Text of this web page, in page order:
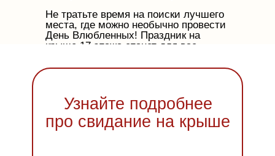
Не тратьте время на поиски лучшего
места, где можно необычно провести
День Влюбленных! Праздник на
крыше 17 этажа станет для вас
жизни!
Узнайте подробнее
про свидание на крыше